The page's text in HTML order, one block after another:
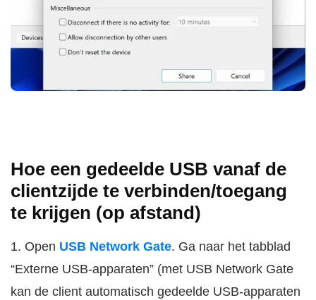
Hoe een gedeelde USB vanaf de
clientzijde te verbinden/toegang
te krijgen (op afstand)
1. Open USB Network Gate. Ga naar het tabblad
“Externe USB-apparaten” (met USB Network Gate
kan de client automatisch gedeelde USB-apparaten